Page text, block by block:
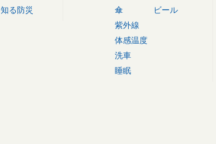
知る防災
傘
紫外線
体感温度
洗車
睡眠
ビール